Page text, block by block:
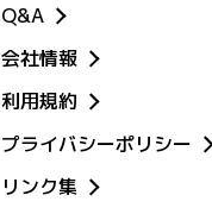
Q&A
会社情報
利用規約
プライバシーポリシー
リンク集